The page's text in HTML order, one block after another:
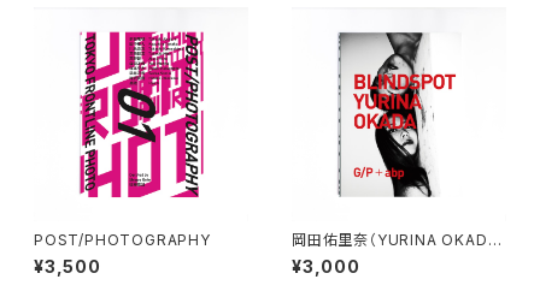
POST/PHOTOGRAPHY
¥3,500
岡田佑里奈（YURINA OKAD
A） BLINDSPOT
¥3,000